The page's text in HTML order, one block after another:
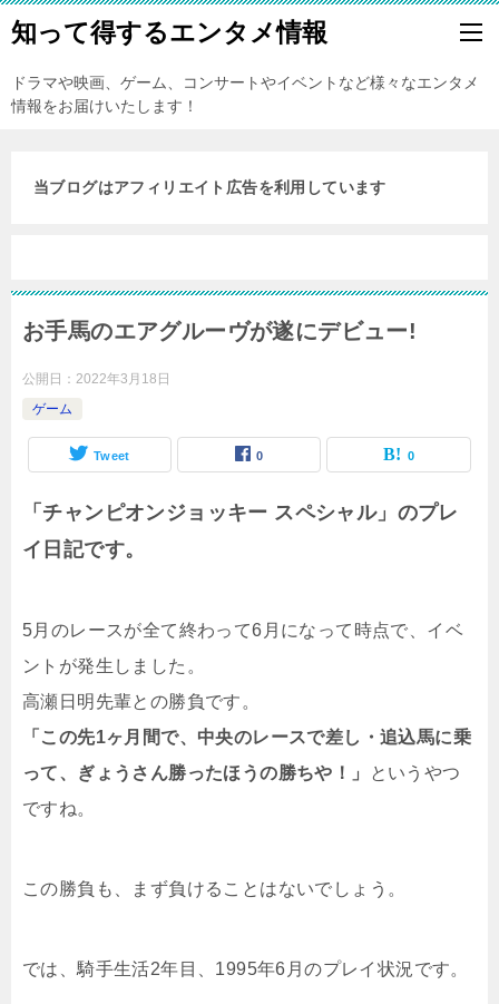
知って得するエンタメ情報
ドラマや映画、ゲーム、コンサートやイベントなど様々なエンタメ
情報をお届けいたします！
当ブログはアフィリエイト広告を利用しています
お手馬のエアグルーヴが遂にデビュー!
公開日： 2022年3月18日
ゲーム
Tweet 0 0
「チャンピオンジョッキー スペシャル」のプレ
イ日記です。
5月のレースが全て終わって6月になって時点で、イベ
ントが発生しました。
高瀬日明先輩との勝負です。
「この先1ヶ月間で、中央のレースで差し・追込馬に乗
って、ぎょうさん勝ったほうの勝ちや！」
というやつ
ですね。
この勝負も、まず負けることはないでしょう。
では、騎手生活2年目、1995年6月のプレイ状況です。